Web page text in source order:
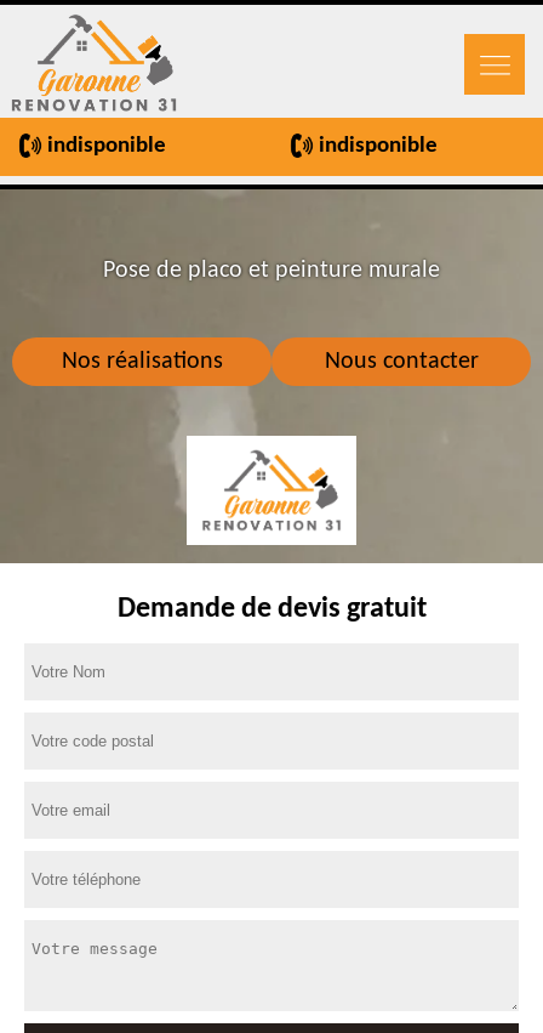
indisponible indisponible
Nos réalisations Nous contacter
Pose de placo et peinture murale
Demande de devis gratuit